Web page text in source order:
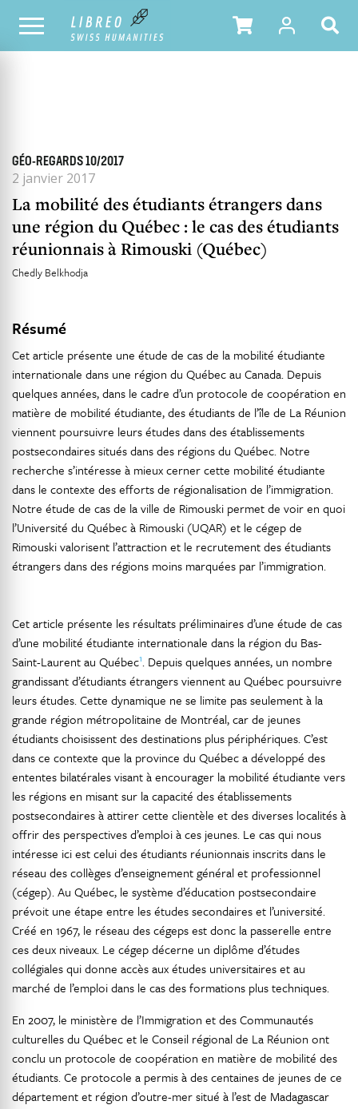
TOUS LES NUMÉROS SOMMAIRE DU NUMÉRO
GÉO-REGARDS 10/2017
2 janvier 2017
La mobilité des étudiants étrangers dans
une région du Québec : le cas des étudiants
réunionnais à Rimouski (Québec)
Chedly Belkhodja
Résumé
Cet article présente une étude de cas de la mobilité étudiante
internationale dans une région du Québec au Canada. Depuis
quelques années, dans le cadre d’un protocole de coopération en
matière de mobilité étudiante, des étudiants de l’île de La Réunion
viennent poursuivre leurs études dans des établissements
postsecondaires situés dans des régions du Québec. Notre
recherche s’intéresse à mieux cerner cette mobilité étudiante
dans le contexte des efforts de régionalisation de l’immigration.
Notre étude de cas de la ville de Rimouski permet de voir en quoi
l’Université du Québec à Rimouski (UQAR) et le cégep de
Rimouski valorisent l’attraction et le recrutement des étudiants
étrangers dans des régions moins marquées par l’immigration.
Cet article présente les résultats préliminaires d’une étude de cas
d’une mobilité étudiante internationale dans la région du Bas-
Saint-Laurent au Québec1. Depuis quelques années, un nombre
grandissant d’étudiants étrangers viennent au Québec poursuivre
leurs études. Cette dynamique ne se limite pas seulement à la
grande région métropolitaine de Montréal, car de jeunes
étudiants choisissent des destinations plus périphériques. C’est
dans ce contexte que la province du Québec a développé des
ententes bilatérales visant à encourager la mobilité étudiante vers
les régions en misant sur la capacité des établissements
postsecondaires à attirer cette clientèle et des diverses localités à
offrir des perspectives d’emploi à ces jeunes. Le cas qui nous
intéresse ici est celui des étudiants réunionnais inscrits dans le
réseau des collèges d’enseignement général et professionnel
(cégep). Au Québec, le système d’éducation postsecondaire
prévoit une étape entre les études secondaires et l’université.
Créé en 1967, le réseau des cégeps est donc la passerelle entre
ces deux niveaux. Le cégep décerne un diplôme d’études
collégiales qui donne accès aux études universitaires et au
marché de l’emploi dans le cas des formations plus techniques.
En 2007, le ministère de l’Immigration et des Communautés
culturelles du Québec et le Conseil régional de La Réunion ont
conclu un protocole de coopération en matière de mobilité des
étudiants. Ce protocole a permis à des centaines de jeunes de ce
département et région d’outre-mer situé à l’est de Madagascar